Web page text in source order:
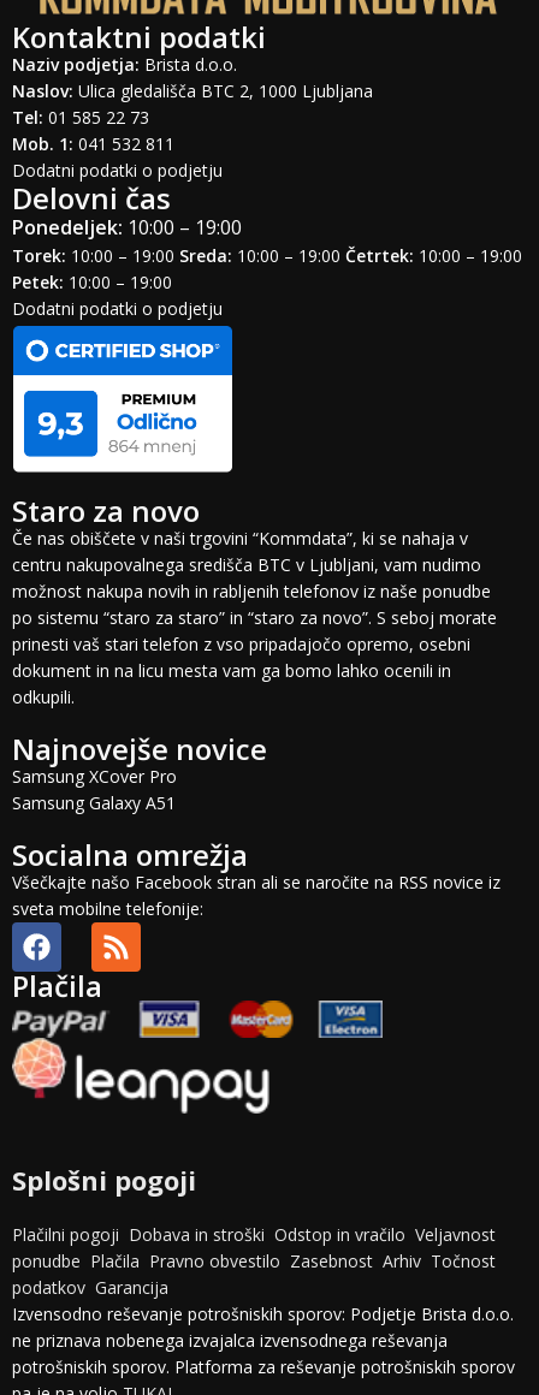
Kontaktni podatki
Naziv podjetja: Brista d.o.o.
Naslov: Ulica gledališča BTC 2, 1000 Ljubljana
Tel: 01 585 22 73
Mob. 1: 041 532 811
Dodatni podatki o podjetju
Delovni čas
Ponedeljek: 10:00 – 19:00
Torek: 10:00 – 19:00 Sreda: 10:00 – 19:00 Četrtek: 10:00 – 19:00
Petek: 10:00 – 19:00
Dodatni podatki o podjetju
Staro za novo
Če nas obiščete v naši trgovini “Kommdata”, ki se nahaja v
centru nakupovalnega središča BTC v Ljubljani, vam nudimo
možnost nakupa novih in rabljenih telefonov iz naše ponudbe
po sistemu “staro za staro” in “staro za novo”. S seboj morate
prinesti vaš stari telefon z vso pripadajočo opremo, osebni
dokument in na licu mesta vam ga bomo lahko ocenili in
odkupili.
Najnovejše novice
Samsung XCover Pro
Samsung Galaxy A51
Socialna omrežja
Všečkajte našo Facebook stran ali se naročite na RSS novice iz
sveta mobilne telefonije:
Plačila
Splošni pogoji
Plačilni pogoji Dobava in stroški Odstop in vračilo Veljavnost
ponudbe Plačila Pravno obvestilo Zasebnost Arhiv Točnost
podatkov Garancija
Izvensodno reševanje potrošniskih sporov: Podjetje Brista d.o.o.
ne priznava nobenega izvajalca izvensodnega reševanja
potrošniskih sporov. Platforma za reševanje potrošniskih sporov